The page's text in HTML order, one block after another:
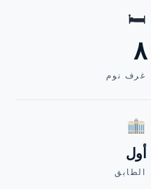
🛏
٨
غرف نوم
أول
الطابق